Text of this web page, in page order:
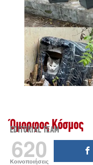
Όμορφος Κόσμος
EDITORIAL TEAM
620
Κοινοποιήσεις